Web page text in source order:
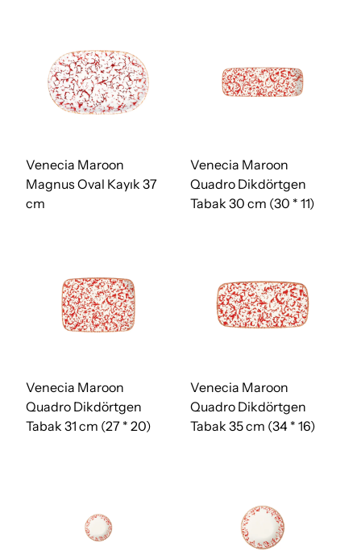
Venecia Maroon
Magnus Oval Kayık 37
cm
Venecia Maroon
Quadro Dikdörtgen
Tabak 30 cm (30 * 11)
Venecia Maroon
Quadro Dikdörtgen
Tabak 31 cm (27 * 20)
Venecia Maroon
Quadro Dikdörtgen
Tabak 35 cm (34 * 16)